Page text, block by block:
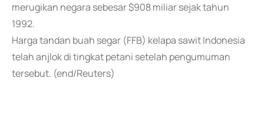
merugikan negara sebesar $908 miliar sejak tahun
1992.
Harga tandan buah segar (FFB) kelapa sawit Indonesia
telah anjlok di tingkat petani setelah pengumuman
tersebut. (end/Reuters)